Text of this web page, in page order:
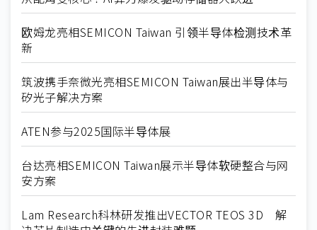
欧姆龙亮相SEMICON Taiwan 引领半导体检测技术革
新
筑波携手奈微光亮相SEMICON Taiwan展出半导体与
矽光子解决方案
ATEN参与2025国际半导体展
台达亮相SEMICON Taiwan展示半导体软硬整合与网
安方案
Lam Research科林研发推出VECTOR TEOS 3D 解